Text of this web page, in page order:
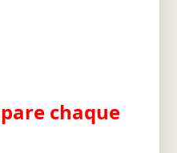
chaque